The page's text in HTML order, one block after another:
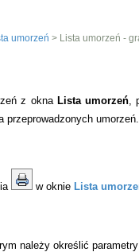
umorzeń > Lista umorzeń -
z okna Lista umorzeń,
przeprowadzonych umorzeń.
w oknie Lista
należy określić